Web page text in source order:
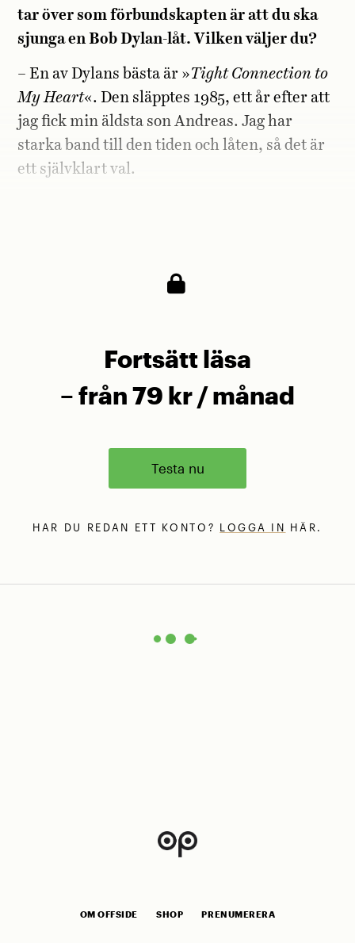
tar över som förbundskapten är att du ska
sjunga en Bob Dylan-låt. Vilken väljer du?
– En av Dylans bästa är »Tight Connection to
My Heart«. Den släpptes 1985, ett år efter att
jag fick min äldsta son Andreas. Jag har
starka band till den tiden och låten, så det är
ett självklart val.
Fortsätt läsa
– från 79 kr / månad
Testa nu
HAR DU REDAN ETT KONTO? LOGGA IN HÄR.
OM OFFSIDE SHOP PRENUMERERA